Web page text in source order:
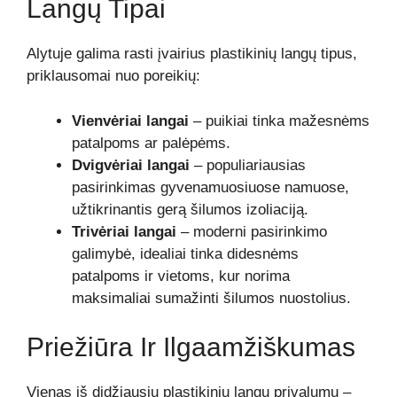
Langų Tipai
Alytuje galima rasti įvairius plastikinių langų tipus,
priklausomai nuo poreikių:
Vienvėriai langai – puikiai tinka mažesnėms
patalpoms ar palėpėms.
Dvigvėriai langai – populiariausias
pasirinkimas gyvenamuosiuose namuose,
užtikrinantis gerą šilumos izoliaciją.
Trivėriai langai – moderni pasirinkimo
galimybė, idealiai tinka didesnėms
patalpoms ir vietoms, kur norima
maksimaliai sumažinti šilumos nuostolius.
Priežiūra Ir Ilgaamžiškumas
Vienas iš didžiausių plastikinių langų privalumų –